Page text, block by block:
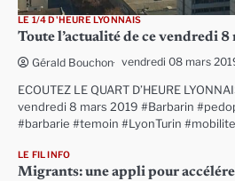
LE 1/4 D'HEURE LYONNAIS
Toute l’actualité de ce vendredi 8
Gérald Bouchon vendredi 08 mars
ECOUTEZ LE QUART D’HEURE
vendredi 8 mars 2019 #Barbarin
#barbarie #temoin #LyonTurin
LE FIL INFO
Migrants: une appli pour